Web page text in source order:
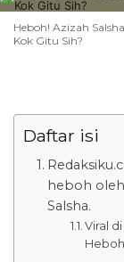
Heboh! Azizah
Kok Gitu Sih?
Daftar isi
heboh
Salsha.
Viral
Heboh